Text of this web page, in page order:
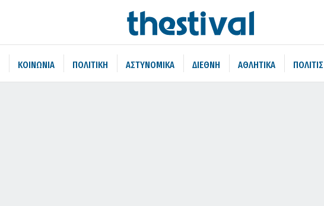
ΚΟΙΝΩΝΙΑ ΠΟΛΙΤΙΚΗ ΑΣΤΥΝΟΜΙΚΑ ΔΙΕΘΝΗ ΑΘΛΗΤΙΚΑ